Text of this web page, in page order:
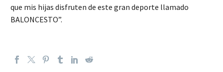
que mis hijas disfruten de este gran deporte llamado
BALONCESTO”.